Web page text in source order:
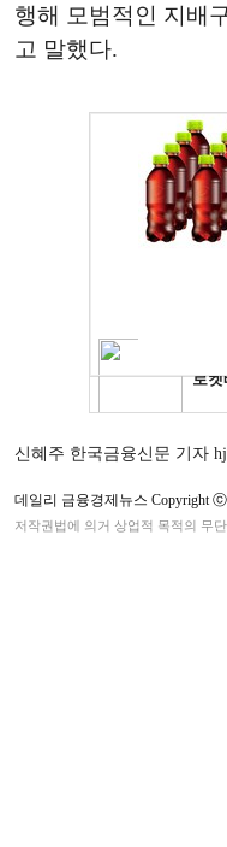
행해 모범적인 지배
고 말했다.
신혜주 한국금융신문 기자
데일리 금융경제뉴스 Copyright
저작권법에 의거 상업적 목적의 무